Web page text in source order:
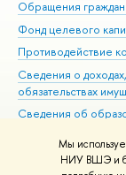
Мы
НИУ ВШЭ и
Обращения
Фонд целевого
Противодействие
Сведения о
обязательствах
Сведения об
Людям с
Единая платежная